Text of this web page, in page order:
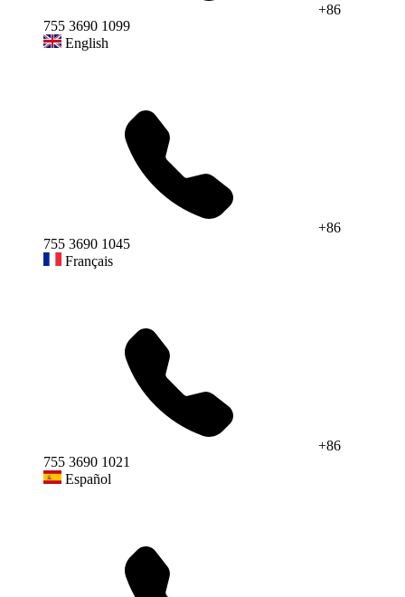
+86
755 3690 1099
English
+86
755 3690 1045
Français
+86
755 3690 1021
Español